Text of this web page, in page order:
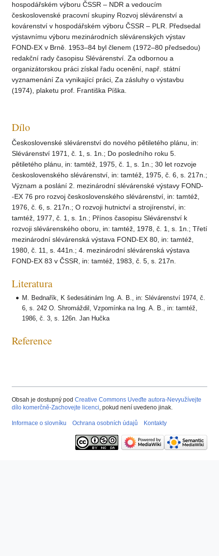
hospodářském výboru ČSSR – NDR a vedoucím
československé pracovní skupiny Rozvoj slévárenství a
kovárenství v hospodářském výboru ČSSR – PLR. Předsedal
výstavnímu výboru mezinárodních slévárenských výstav
FOND-EX v Brně. 1953–84 byl členem (1972–80 předsedou)
redakční rady časopisu Slévárenství. Za odbornou a
organizátorskou práci získal řadu ocenění, např. státní
vyznamenání Za vynikající práci, Za zásluhy o výstavbu
(1974), plaketu prof. Františka Píška.
Dílo
Československé slévárenství do nového pětiletého plánu, in:
Slévárenství 1971, č. 1, s. 1n.; Do posledního roku 5.
pětiletého plánu, in: tamtéž, 1975, č. 1, s. 1n.; 30 let rozvoje
československého slévárenství, in: tamtéž, 1975, č. 6, s. 217n.;
Význam a poslání 2. mezinárodní slévárenské výstavy FOND-
-EX 76 pro rozvoj československého slévárenství, in: tamtéž,
1976, č. 6, s. 217n.; O rozvoji hutnictví a strojírenství, in:
tamtéž, 1977, č. 1, s. 1n.; Přínos časopisu Slévárenství k
rozvoji slévárenského oboru, in: tamtéž, 1978, č. 1, s. 1n.; Třetí
mezinárodní slévárenská výstava FOND-EX 80, in: tamtéž,
1980, č. 11, s. 441n.; 4. mezinárodní slévárenská výstava
FOND-EX 83 v ČSSR, in: tamtéž, 1983, č. 5, s. 217n.
Literatura
M. Bednařík, K šedesátinám Ing. A. B., in: Slévárenství 1974, č.
6, s. 242 O. Shromáždil, Vzpomínka na Ing. A. B., in: tamtéž,
1986, č. 3, s. 126n. Jan Hučka
Reference
Obsah je dostupný pod Creative Commons Uveďte autora-Nevyužívejte
dílo komerčně-Zachovejte licenci , pokud není uvedeno jinak.
Informace o slovníku Ochrana osobních údajů Kontakty